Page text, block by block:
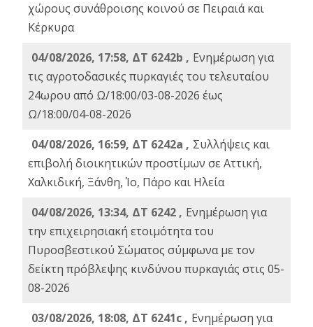
χώρους συνάθροισης κοινού σε Πειραιά και
Κέρκυρα
04/08/2026, 17:58, ΔΤ 6242b , Ενημέρωση για
τις αγροτοδασικές πυρκαγιές του τελευταίου
24ωρου από Ω/18:00/03-08-2026 έως
Ω/18:00/04-08-2026
04/08/2026, 16:59, ΔΤ 6242a , Συλλήψεις και
επιβολή διοικητικών προστίμων σε Αττική,
Χαλκιδική, Ξάνθη, Ίο, Πάρο και Ηλεία
04/08/2026, 13:34, ΔΤ 6242 , Ενημέρωση για
την επιχειρησιακή ετοιμότητα του
Πυροσβεστικού Σώματος σύμφωνα με τον
δείκτη πρόβλεψης κινδύνου πυρκαγιάς στις 05-
08-2026
03/08/2026, 18:08, ΔΤ 6241c , Ενημέρωση για